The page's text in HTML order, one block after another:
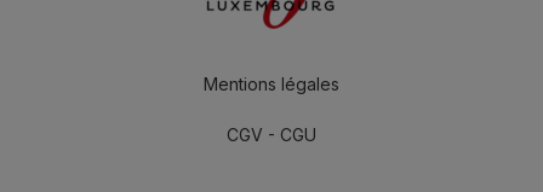
Mentions légales
CGV - CGU